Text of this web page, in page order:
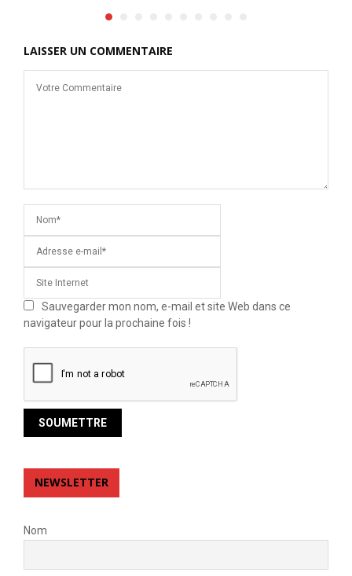
LAISSER UN COMMENTAIRE
Sauvegarder mon nom, e-mail et site Web dans ce
navigateur pour la prochaine fois !
NEWSLETTER
Nom